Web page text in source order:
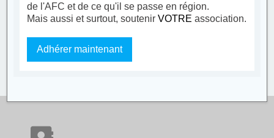
de l'AFC et de ce qu'il se passe en région.
Mais aussi et surtout, soutenirVOTRE association.
Adhérer maintenant